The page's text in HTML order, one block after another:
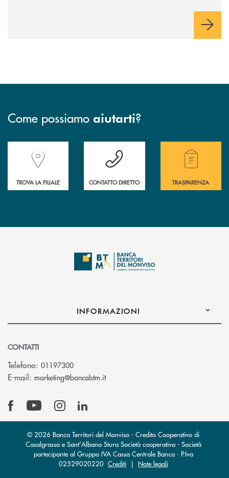
Come possiamo aiutarti?
Accedi all' elenco completo delle filiali della Banca.
TROVA LA FILIALE
Hai bisogno di assistenza immediata?
CONTATTO DIRETTO
Hai bisogno di
TRASPARENZA
INFORMAZIONI
CONTATTI
Telefono: 01197300
E-mail: marketing@bancabtm.it(si apre l’app di posta elettronica)
© 2026 Banca Territori del Monviso - Credito Cooperativo di
Casalgrasso e Sant'Albano Stura Società cooperativa - Società
partecipante al Gruppo IVA Cassa Centrale Banca · P.Iva
02529020220 Crediti| Note legali